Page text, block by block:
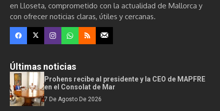
en Lloseta, comprometido con la actualidad de Mallorca y
con ofrecer noticias claras, útiles y cercanas.
Últimas noticias
Prohens recibe al presidente y la CEO de MAPFRE
en el Consolat de Mar
7 De Agosto De 2026